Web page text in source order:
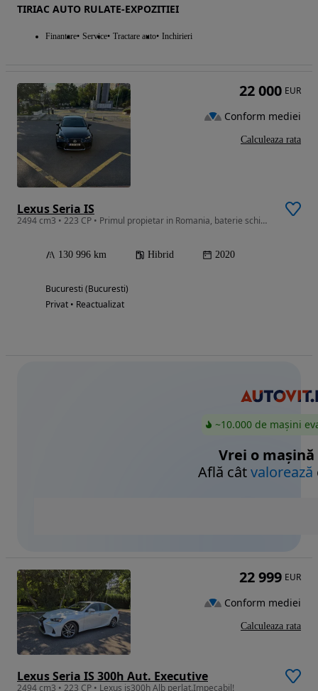
TIRIAC AUTO RULATE-EXPOZITIEI
Finantare Service Tractare auto Inchirieri
Lexus Seria IS
2494 cm3 • 223 CP • Primul propietar in Romania, baterie schimbata
130 996 km Hibrid 2020
Bucuresti (Bucuresti)
Privat • Reactualizat
22 000 EUR
Conform mediei
Calculeaza rata
~10.000 de mașini
Vrei o mașină
Află câtvalorează
Lexus Seria IS 300h Aut. Executive
2494 cm3 • 223 CP • Lexus is300h Alb perlat.Impecabil!
22 999 EUR
Conform mediei
Calculeaza rata